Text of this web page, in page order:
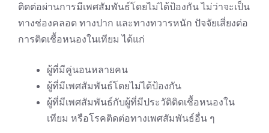
ติดต่อผ่านการมีเพศสัมพันธ์โดยไม่ได้ป้องกัน ไม่ว่าจะเป็น
ทางช่องคลอด ทางปาก และทางทวารหนัก ปัจจัยเสี่ยงต่อ
การติดเชื้อหนองในเทียม ได้แก่
ผู้ที่มีคู่นอนหลายคน
ผู้ที่มีเพศสัมพันธ์โดยไม่ได้ป้องกัน
ผู้ที่มีเพศสัมพันธ์กับผู้ที่มีประวัติติดเชื้อหนองใน
เทียม หรือโรคติดต่อทางเพศสัมพันธ์อื่น ๆ